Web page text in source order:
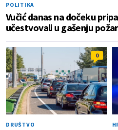
POLITIKA
Vučić danas na dočeku
učestvovali u gašenju
0
DRUŠTVO